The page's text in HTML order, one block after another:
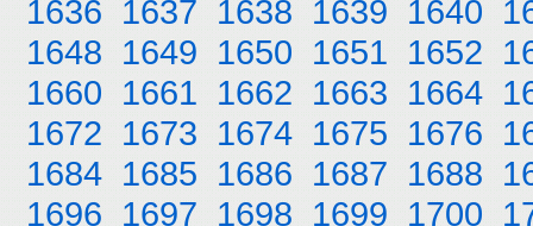
1636 1637 1638 1639 1640
1648 1649 1650 1651 1652
1660 1661 1662 1663 1664
1672 1673 1674 1675 1676
1684 1685 1686 1687 1688
1696 1697 1698 1699 1700